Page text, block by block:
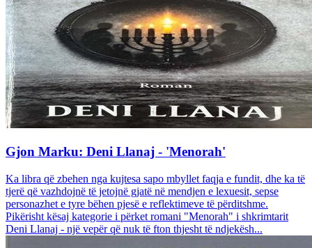
Gjon Marku: Deni Llanaj - 'Menorah'
Ka libra që zbehen nga kujtesa sapo mbyllet faqja e fundit, dhe ka të
tjerë që vazhdojnë të jetojnë gjatë në mendjen e lexuesit, sepse
personazhet e tyre bëhen pjesë e reflektimeve të përditshme.
Pikërisht kësaj kategorie i përket romani "Menorah" i shkrimtarit
Deni Llanaj - një vepër që nuk të fton thjesht të ndjekësh...